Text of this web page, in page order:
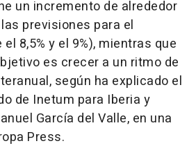
un incremento de alrededor
previsiones para el
8,5% y el 9%), mientras que
es crecer a un ritmo de
según ha explicado el
de Inetum para Iberia y
García del Valle, en una
Press.